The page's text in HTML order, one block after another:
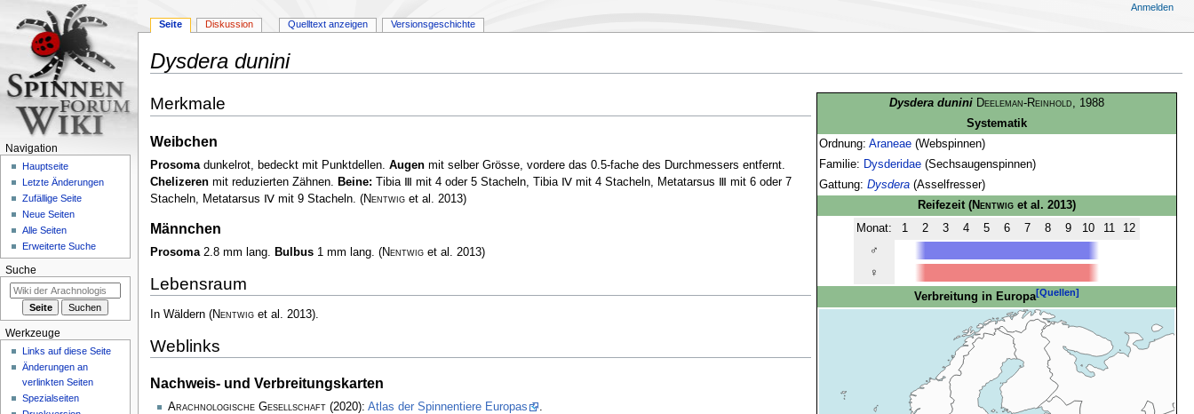
Dysdera dunini
Navigation
Suche
Dysdera dunini Deeleman-Reinhold, 1988
Systematik
Ordnung: Araneae(Webspinnen)
Familie: Dysderidae(Sechsaugenspinnen)
Gattung: Dysdera(Asselfresser)
Reifezeit (Nentwiget al. 2013)
Monat:
1 2 3 4 5 6 7 8 9 10 11
12
♂
♀
Verbreitung in Europa[Quellen]
Merkmale
Weibchen
Prosomadunkelrot, bedeckt mit Punktdellen. Augenmit selber Grösse, vordere das 0.5-fache des Durchmessers entfernt.
Chelizerenmit reduzierten Zähnen. Beine: Tibia Ⅲ mit 4 oder 5 Stacheln, Tibia Ⅳ mit 4 Stacheln, Metatarsus Ⅲ mit 6 oder 7
Stacheln, Metatarsus Ⅳ mit 9 Stacheln. (Nentwiget al. 2013)
Männchen
Prosoma2.8 mm lang. Bulbus1 mm lang. (Nentwiget al. 2013)
Lebensraum
In Wäldern (Nentwiget al. 2013).
Weblinks
Nachweis- und Verbreitungskarten
Arachnologische Gesellschaft(2020): Atlas der Spinnentiere Europas
.
Seite Diskussion Quelltext anzeigen Versionsgeschichte
Anmelden
Navigation
Hauptseite
Letzte Änderungen
Zufällige Seite
Neue Seiten
Alle Seiten
Erweiterte Suche
Suche
Werkzeuge
Links auf diese Seite
Änderungen an
verlinkten Seiten
Spezialseiten